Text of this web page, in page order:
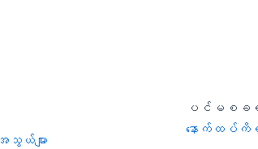
များ
ပင်မစခ
နောက်ထပ်ကိရိယ